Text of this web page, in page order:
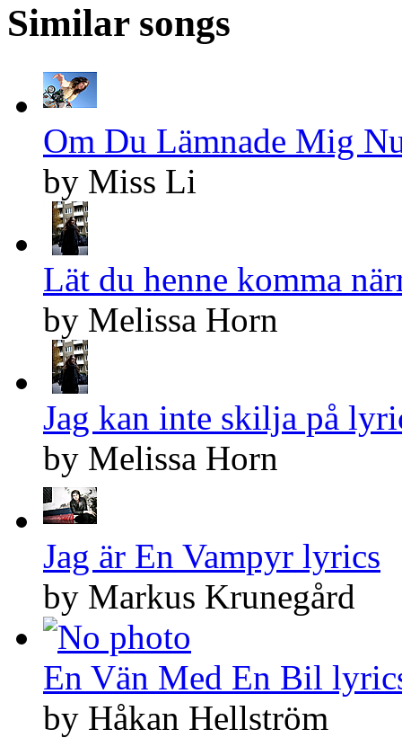
Similar songs
Om Du Lämnade Mig
by Miss Li
Lät du henne komma
by Melissa Horn
Jag kan inte skilja på
by Melissa Horn
Jag är En Vampyr lyrics
by Markus Krunegård
En Vän Med En Bil
by Håkan Hellström